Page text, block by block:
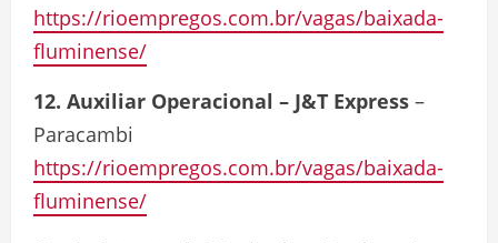
https://rioempregos.com.br/vagas/baixada-
fluminense/
12. Auxiliar Operacional – J&T Express –
Paracambi
https://rioempregos.com.br/vagas/baixada-
fluminense/